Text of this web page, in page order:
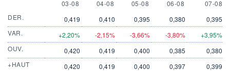
3 AUGUST
03-08 4 AUGUST
04-08 5 AUGUST
05-08 6 AUGUST
06-08 7
07-08
DER.
0,419 0,410 0,395 0,380
0,395
VAR.
+2,20% -2,15% -3,66% -3,80%
+3,95%
OUV.
0,420 0,419 0,400 0,385
0,380
+HAUT
0,420 0,419 0,400 0,397
0,399